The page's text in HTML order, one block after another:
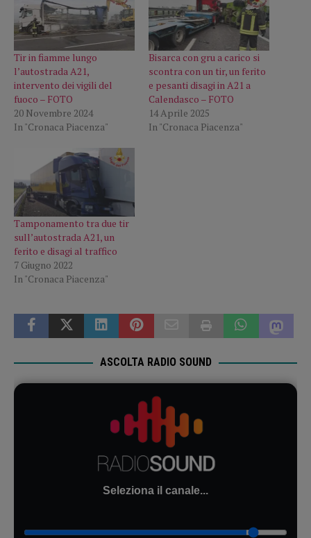
Tir in fiamme lungo
l’autostrada A21,
intervento dei vigili del
fuoco – FOTO
20 Novembre 2024
In "Cronaca Piacenza"
Bisarca con gru a carico si
scontra con un tir, un ferito
e pesanti disagi in A21 a
Calendasco – FOTO
14 Aprile 2025
In "Cronaca Piacenza"
Tamponamento tra due tir
sull’autostrada A21, un
ferito e disagi al traffico
7 Giugno 2022
In "Cronaca Piacenza"
ASCOLTA RADIO SOUND
Seleziona il canale...